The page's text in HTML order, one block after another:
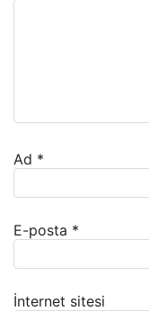
Ad *
E-posta *
İnternet sitesi